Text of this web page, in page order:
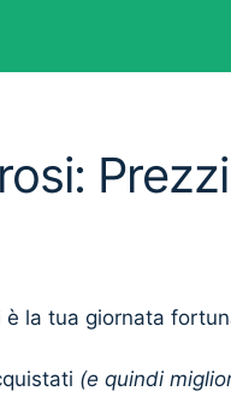
è la tua giornata
(e quindi